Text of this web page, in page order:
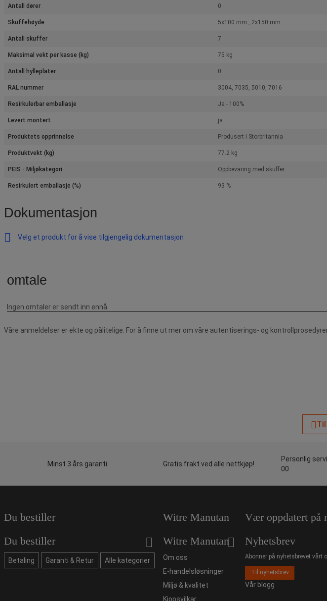
Antall dører 0
Skuffehøyde 5x100 mm , 2x150 mm
Antall skuffer 7
Maksimal vekt per kasse (kg) 75 kg
Antall hylleplater 0
RAL nummer 3004, 7035, 5010, 7016
Resirkulerbar emballasje Ja - 100%
Levert montert ja
Produktets opprinnelse Produsert i Storbritannia
Produktvekt (kg) 77.2 kg
PEIS - Miljøkategori Oppbevaring med skuffer
Resirkulert emballasje (%) 93 %
Dokumentasjon
Velg et produkt for å vise tilgjengelig dokumentasjon
Våre anmeldelser er ekte og pålitelige. For å finne ut mer om våre autentiserings- og
Minst 3 års garanti Gratis frakt ved alle nettkjøp!
Personlig
00
Du bestiller
Du bestiller
Betaling Garanti & Retur Alle kategorier
Witre Manutan
Witre Manutan
Om oss
E-handelsløsninger
Miljø & kvalitet
Kjopsvilkar
Vær oppdatert på
Nyhetsbrev
Abonner på nyhetsbrevet vårt
Til nyhetsbrev
Vår blogg